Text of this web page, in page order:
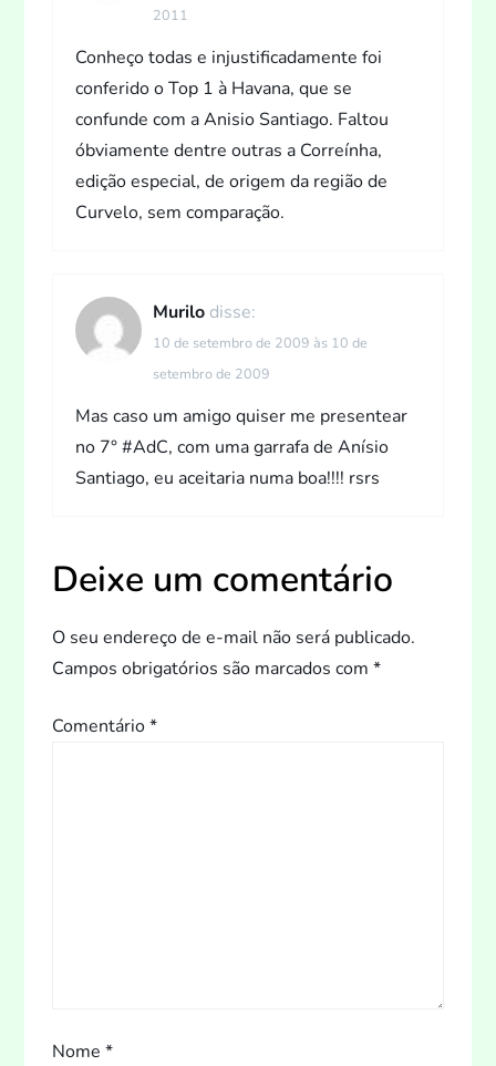
P
2011
Conheço todas e injustificadamente foi
conferido o Top 1 à Havana, que se
confunde com a Anisio Santiago. Faltou
óbviamente dentre outras a Correínha,
edição especial, de origem da região de
Curvelo, sem comparação.
Murilo disse:
10 de setembro de 2009 às 10 de
setembro de 2009
Mas caso um amigo quiser me presentear
no 7° #AdC, com uma garrafa de Anísio
Santiago, eu aceitaria numa boa!!!! rsrs
Deixe um comentário
O seu endereço de e-mail não será publicado.
Campos obrigatórios são marcados com*
Comentário*
Nome*